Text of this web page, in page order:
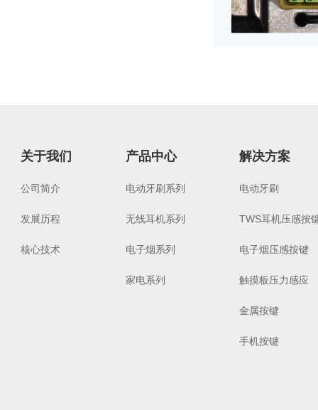
关于我们
公司简介
发展历程
核心技术
产品中心
电动牙刷系列
无线耳机系列
电子烟系列
家电系列
解决方案
电动牙刷
TWS耳机压感按
电子烟压感按键
触摸板压力感应
金属按键
手机按键